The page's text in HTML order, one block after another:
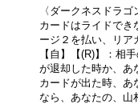
〈ダークネスドラ
カードはライドでき
ージ２を払い、リア
【自】【(R)】：相
が退却した時か、あ
カードが出た時、あ
なら、あなたの、山